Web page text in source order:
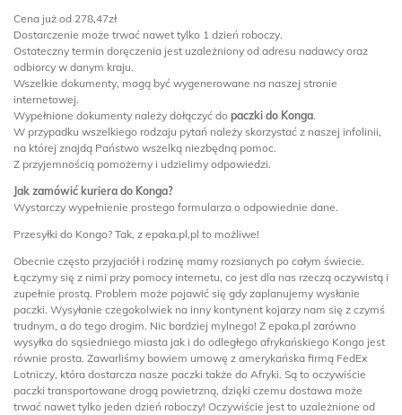
Cena już od 278,47zł
Dostarczenie może trwać nawet tylko 1 dzień roboczy.
Ostateczny termin doręczenia jest uzależniony od adresu nadawcy oraz
odbiorcy w danym kraju.
Wszelkie dokumenty, mogą być wygenerowane na naszej stronie
internetowej.
Wypełnione dokumenty należy dołączyć do paczki do Konga.
W przypadku wszelkiego rodzaju pytań należy skorzystać z naszej infolinii,
na której znajdą Państwo wszelką niezbędną pomoc.
Z przyjemnością pomożemy i udzielimy odpowiedzi.
Jak zamówić kuriera do Konga?
Wystarczy wypełnienie prostego formularza o odpowiednie dane.
Przesyłki do Kongo? Tak, z epaka.pl,pl to możliwe!
Obecnie często przyjaciół i rodzinę mamy rozsianych po całym świecie.
Łączymy się z nimi przy pomocy internetu, co jest dla nas rzeczą oczywistą i
zupełnie prostą. Problem może pojawić się gdy zaplanujemy wysłanie
paczki. Wysyłanie czegokolwiek na inny kontynent kojarzy nam się z czymś
trudnym, a do tego drogim. Nic bardziej mylnego! Z epaka.pl zarówno
wysyłka do sąsiedniego miasta jak i do odległego afrykańskiego Kongo jest
równie prosta. Zawarliśmy bowiem umowę z amerykańska firmą FedEx
Lotniczy, która dostarcza nasze paczki także do Afryki. Są to oczywiście
paczki transportowane drogą powietrzną, dzięki czemu dostawa może
trwać nawet tylko jeden dzień roboczy! Oczywiście jest to uzależnione od